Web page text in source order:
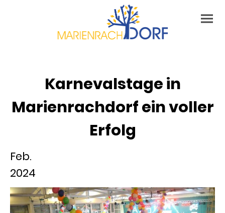
Karnevalstage in
Marienrachdorf ein voller
Erfolg
Feb.
2024